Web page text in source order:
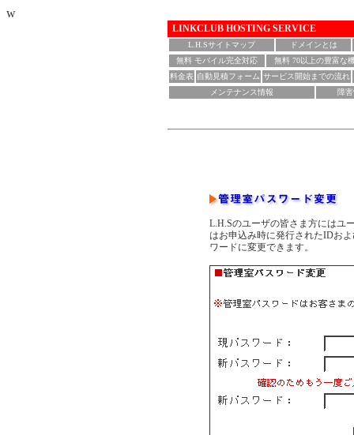
w
LINKCLUB HOSTING SERVICE
L.H.Sサイトマップ
ドメインとは
無料 モバイル完全対応
無料 70以上の豊富な
料金表 自動見積フォーム サービス開始までの流れ
メンテナンス情報
障
L.H.Sのユーザの皆さま方にはユ
はお申込み時に発行されたIDお
ワードに変更できます。